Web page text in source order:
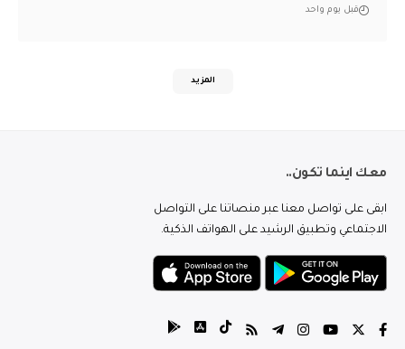
قبل يوم واحد
المزيد
معك اينما تكون..
ابقى على تواصل معنا عبر منصاتنا على التواصل
الاجتماعي وتطبيق الرشيد على الهواتف الذكية.